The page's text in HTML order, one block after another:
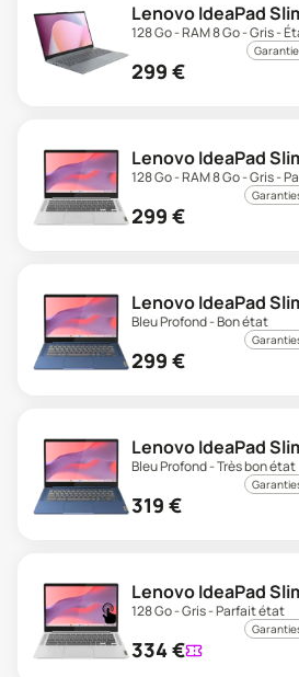
Lenovo IdeaPad
128 Go - RAM 8 Go - Gris -
299 €
Lenovo IdeaPad
128 Go - RAM 8 Go - Gris -
299 €
Lenovo IdeaPad
Bleu Profond - Bon état
299 €
Lenovo IdeaPad
Bleu Profond - Très bon état
319 €
Lenovo IdeaPad
128 Go - Gris - Parfait état
334€